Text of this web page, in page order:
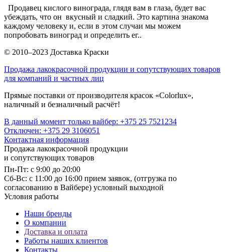
Продавец кислого винограда, глядя вам в глаза, будет вас
убеждать, что он вкусный и сладкий. Это картина знакома
каждому человеку и, если в этом случаи мы можем
попробовать виноград и определить ег..
© 2010–2023 Доставка Краски
Продажа лакокрасочной продукции и сопутствующих товаров
для компаний и частных лиц
Прямые поставки от производителя красок «Colorlux»,
наличный и безналичный расчёт!
В данный момент только вайбер: +375 25 7521234
Отключен: +375 29 3106051
Контактная информация
Продажа лакокрасочной продукции
и сопутствующих товаров
Пн-Пт: с 9:00 до 20:00
Cб-Вс: с 11:00 до 16:00 прием заявок, (отгрузка по
согласованию в Вайбере) условный выходной
Условия работы
Наши бренды
О компании
Доставка и оплата
Работы наших клиентов
Контакты